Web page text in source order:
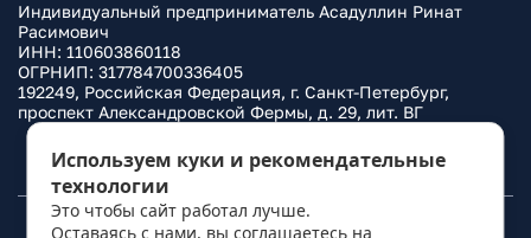
Индивидуальный предприниматель Асадуллин Ринат
Расимович
ИНН: 110603860118
ОГРНИП: 317784700336405
192249, Российская Федерация, г. Санкт-Петербург,
проспект Александровской Фермы, д. 29, лит. ВГ
Политика конфиденциальности
© 2010– 2026Фаркоп.ру
Используем куки и рекомендательные
технологии
Это чтобы сайт работал лучше.
Оставаясь с нами, вы соглашаетесь на